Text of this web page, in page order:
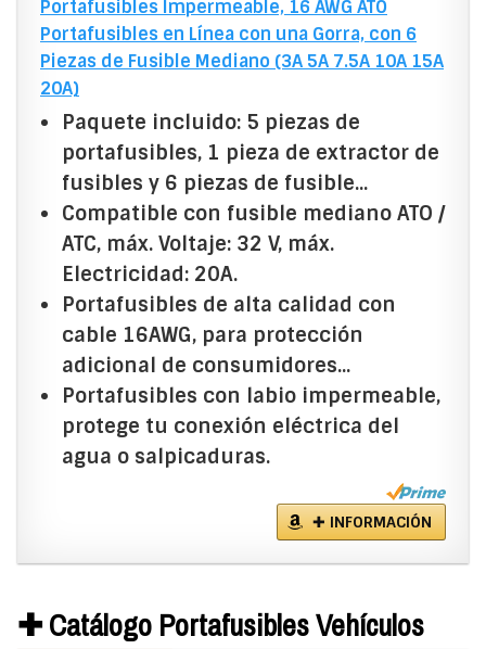
Portafusibles Impermeable, 16 AWG ATO
Portafusibles en Línea con una Gorra, con 6
Piezas de Fusible Mediano (3A 5A 7.5A 10A 15A
20A)
Paquete incluido: 5 piezas de
portafusibles, 1 pieza de extractor de
fusibles y 6 piezas de fusible...
Compatible con fusible mediano ATO /
ATC, máx. Voltaje: 32 V, máx.
Electricidad: 20A.
Portafusibles de alta calidad con
cable 16AWG, para protección
adicional de consumidores...
Portafusibles con labio impermeable,
protege tu conexión eléctrica del
agua o salpicaduras.
✚ INFORMACIÓN
✚ Catálogo Portafusibles Vehículos